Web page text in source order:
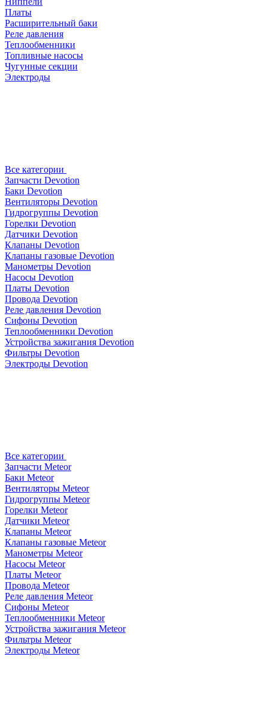
Платы
Расширительный баки
Реле давления
Теплообменники
Топливные насосы
Чугунные секции
Электроды
Все категории
Запчасти Devotion
Баки Devotion
Вентиляторы Devotion
Гидрогруппы Devotion
Горелки Devotion
Датчики Devotion
Клапаны Devotion
Клапаны газовые Devotion
Манометры Devotion
Насосы Devotion
Платы Devotion
Провода Devotion
Реле давления Devotion
Сифоны Devotion
Теплообменники Devotion
Устройства зажигания Devotion
Фильтры Devotion
Электроды Devotion
Все категории
Запчасти Meteor
Баки Meteor
Вентиляторы Meteor
Гидрогруппы Meteor
Горелки Meteor
Датчики Meteor
Клапаны Meteor
Клапаны газовые Meteor
Манометры Meteor
Насосы Meteor
Платы Meteor
Провода Meteor
Реле давления Meteor
Сифоны Meteor
Теплообменники Meteor
Устройства зажигания Meteor
Фильтры Meteor
Электроды Meteor